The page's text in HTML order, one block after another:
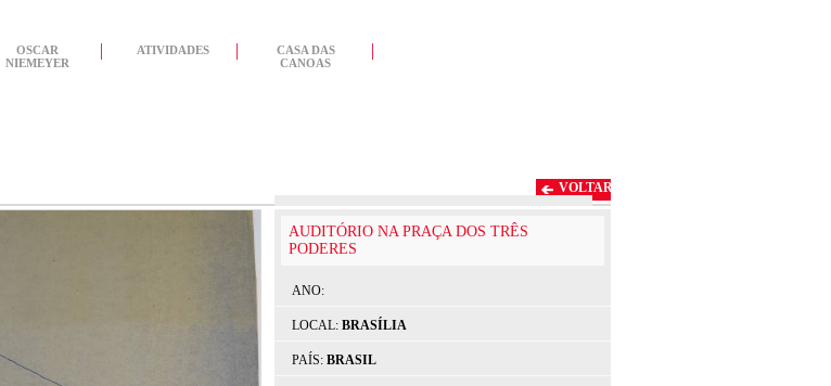
OSCAR
NIEMEYER
ATIVIDADES
CASA DAS
CANOAS
VOLTAR
AUDITÓRIO NA PRAÇA DOS TRÊS
PODERES
ANO:
LOCAL: BRASÍLIA
PAÍS: BRASIL